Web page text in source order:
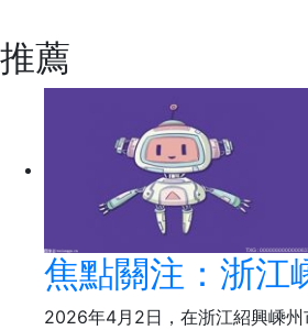
推薦
焦點關注：浙江
2026年4月2日，在浙江紹興嵊